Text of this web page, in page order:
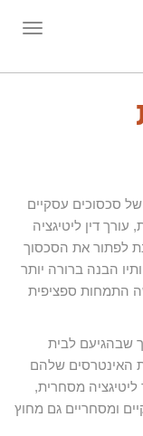
סכסוכים עסקיים
דין ליטיגציה
לפתור את הסכסוך
הבנה ברורה יותר
התמחות ספציפית
שבהגיעם לבית
האינטרסים שלהם
מסחרית,
ומסחריים גם מחוץ